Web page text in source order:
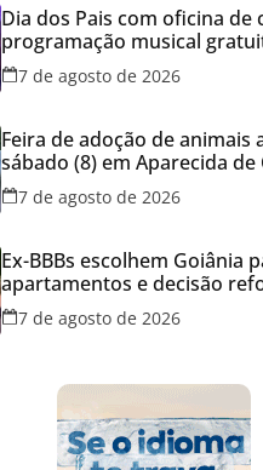
Dia dos Pais com oficina de
programação musical
Aparecida de Goiânia
7 de agosto de 2026
Feira de adoção de animais
sábado (8) em Aparecida de
7 de agosto de 2026
Ex-BBBs escolhem Goiânia
apartamentos e decisão
mercado imobiliário da
7 de agosto de 2026